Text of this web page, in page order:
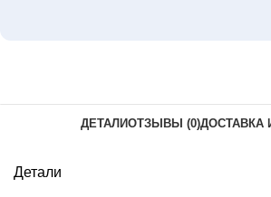
ДЕТАЛИОТЗЫВЫ (0)ДОСТАВКА
Детали